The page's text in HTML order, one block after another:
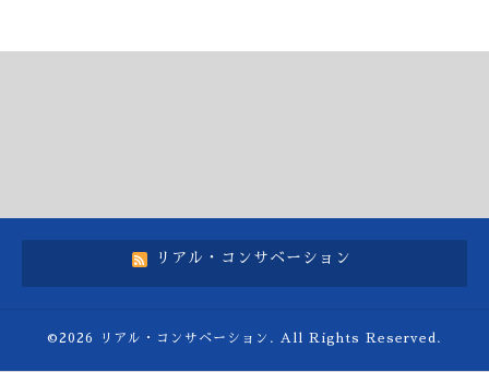
リアル・コンサベーション
©2026 リアル・コンサベーション . All Rights Reserved.